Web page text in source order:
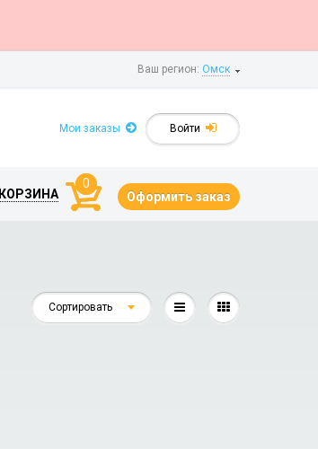
Ваш регион: Омск
Войти
Мои заказы
КОРЗИНА
0
Оформить заказ
Сортировать